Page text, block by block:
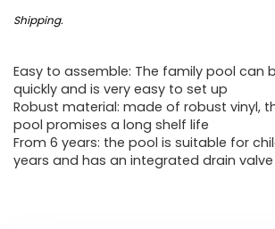
Shipping.
Easy to assemble: The family pool can
quickly and is very easy to set up
Robust material: made of robust vinyl,
pool promises a long shelf life
From 6 years: the pool is suitable for
years and has an integrated drain valve